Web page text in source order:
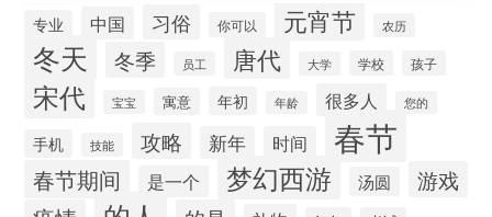
专业 中国 习俗 你可以 元宵节 农历
冬天 冬季 员工 唐代 大学 学校 孩子
宋代 宝宝 寓意 年初 年龄 很多人 您的
手机 技能 攻略 新年 时间 春节
春节期间 是一个 梦幻西游 汤圆 游戏